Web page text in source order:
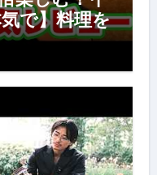
で】料理を